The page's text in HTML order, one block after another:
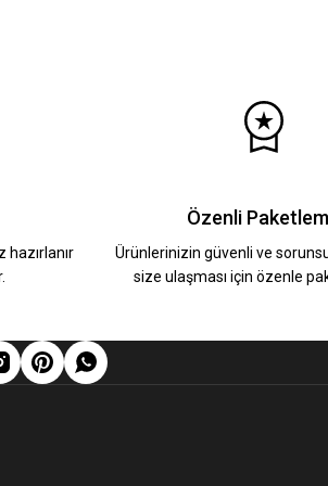
Özenli
Ürünlerinizin güvenli ve
size ulaşması için özenle